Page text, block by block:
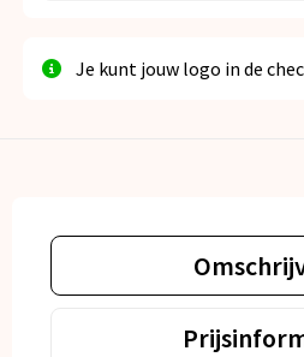
Je kunt jouw logo in de